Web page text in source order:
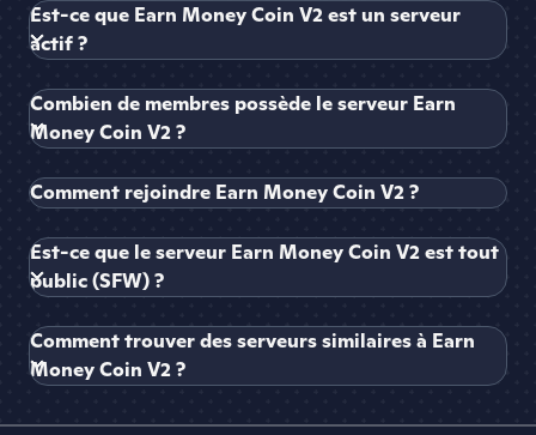
Est-ce que Earn Money Coin V2 est un serveur
actif ?
Combien de membres possède le serveur Earn
Money Coin V2 ?
Comment rejoindre Earn Money Coin V2 ?
Est-ce que le serveur Earn Money Coin V2 est tout
public (SFW) ?
Comment trouver des serveurs similaires à Earn
Money Coin V2 ?